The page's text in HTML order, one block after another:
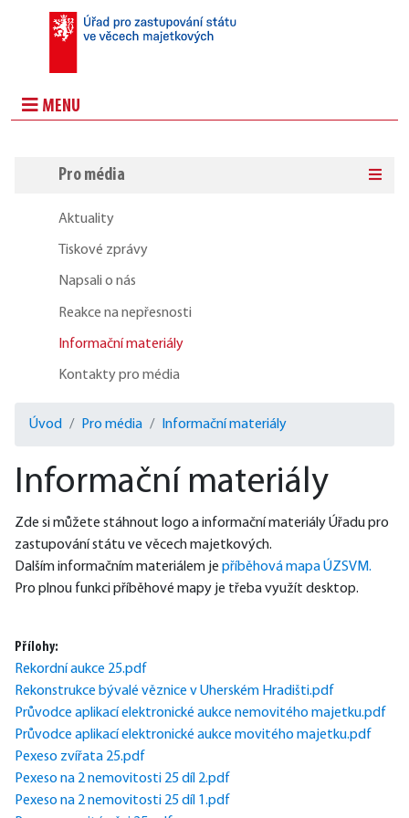
MENU
Pro média
Aktuality
Tiskové zprávy
Napsali o nás
Reakce na nepřesnosti
Informační materiály
Kontakty pro média
Úvod Pro média Informační materiály
Informační materiály
Zde si můžete stáhnout logo a informační materiály Úřadu pro
zastupování státu ve věcech majetkových.
Dalším informačním materiálem je příběhová mapa ÚZSVM.
Pro plnou funkci příběhové mapy je třeba využít desktop.
Přílohy:
Rekordní aukce 25.pdf
Rekonstrukce bývalé věznice v Uherském Hradišti.pdf
Průvodce aplikací elektronické aukce nemovitého majetku.pdf
Průvodce aplikací elektronické aukce movitého majetku.pdf
Pexeso zvířata 25.pdf
Pexeso na 2 nemovitosti 25 díl 2.pdf
Pexeso na 2 nemovitosti 25 díl 1.pdf